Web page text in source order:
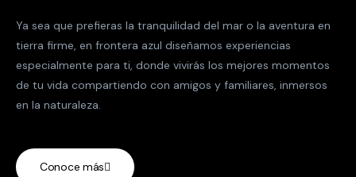
Ya sea que prefieras la tranquilidad del mar o la aventura en
tierra firme, en frontera azul diseñamos experiencias
especialmente para ti, donde vivirás los mejores momentos
de tu vida compartiendo con amigos y familiares, inmersos
en la naturaleza.
Conoce más